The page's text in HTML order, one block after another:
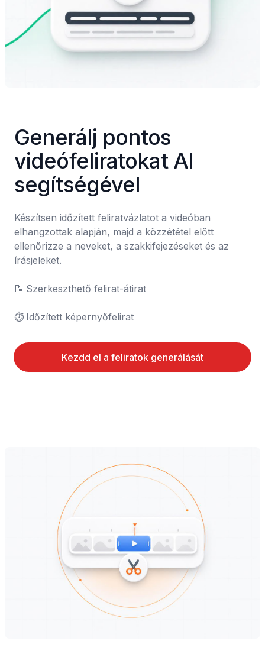
Generálj pontos
videófeliratokat AI
segítségével
Készítsen időzített feliratvázlatot a videóban
elhangzottak alapján, majd a közzététel előtt
ellenőrizze a neveket, a szakkifejezéseket és az
írásjeleket.
📝	Szerkeszthető felirat-átirat
⏱️	Időzített képernyőfelirat
Kezdd el a feliratok generálását